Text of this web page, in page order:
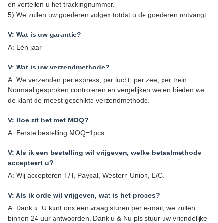
en vertellen u het trackingnummer.
5) We zullen uw goederen volgen totdat u de goederen ontvangt.
V: Wat is uw garantie?
A: Eén jaar
V: Wat is uw verzendmethode?
A: We verzenden per express, per lucht, per zee, per trein.
Normaal gesproken controleren en vergelijken we en bieden we
de klant de meest geschikte verzendmethode.
V: Hoe zit het met MOQ?
A: Eerste bestelling MOQ=1pcs
V: Als ik een bestelling wil vrijgeven, welke betaalmethode
accepteert u?
A: Wij accepteren T/T, Paypal, Western Union, L/C.
V: Als ik orde wil vrijgeven, wat is het proces?
A: Dank u. U kunt ons een vraag sturen per e-mail, we zullen
binnen 24 uur antwoorden. Dank u & Nu pls stuur uw vriendelijke